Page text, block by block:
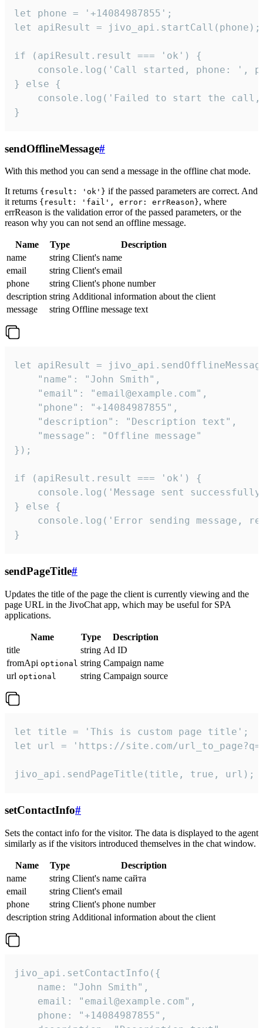
let phone = '+14084987855';
let apiResult = jivo_api.startCall(phone);
if (apiResult.result === 'ok') {
console.log('Call started, phone: ',
} else {
console.log('Failed to start the
}
sendOfflineMessage#
With this method you can send a message in the offline chat mode.
It returns {result: 'ok'} if the passed parameters are correct. And
it returns {result: 'fail', error: errReason}, where
errReason is the validation error of the passed parameters, or the
reason why you can not send an offline message.
Name Type
Description
name
string Client's name
email
string Client's email
phone
string Client's phone number
description string Additional information about the client
message
string Offline message text
let apiResult =
    "name": "John Smith",
    "email": "email@example.com",
    "phone": "+14084987855",
    "description": "Description text",
    "message": "Offline message"
});
if (apiResult.result === 'ok') {
console.log('Message sent
} else {
console.log('Error sending message,
}
sendPageTitle#
Updates the title of the page the client is currently viewing and the
page URL in the JivoChat app, which may be useful for SPA
applications.
Name Type
Description
title
string Ad ID
fromApi optional string Campaign name
url optional string Campaign source
let title = 'This is custom page title';
let url = 'https://site.com/
jivo_api.sendPageTitle(title, true, url);
setContactInfo#
Sets the contact info for the visitor. The data is displayed to the agent
similarly as if the visitors introduced themselves in the chat window.
Name Type
Description
name
string Client's name сайта
email
string Client's email
phone
string Client's phone number
description string Additional information about the client
jivo_api.setContactInfo({
    name: "John Smith",
    email: "email@example.com",
    phone: "+14084987855",